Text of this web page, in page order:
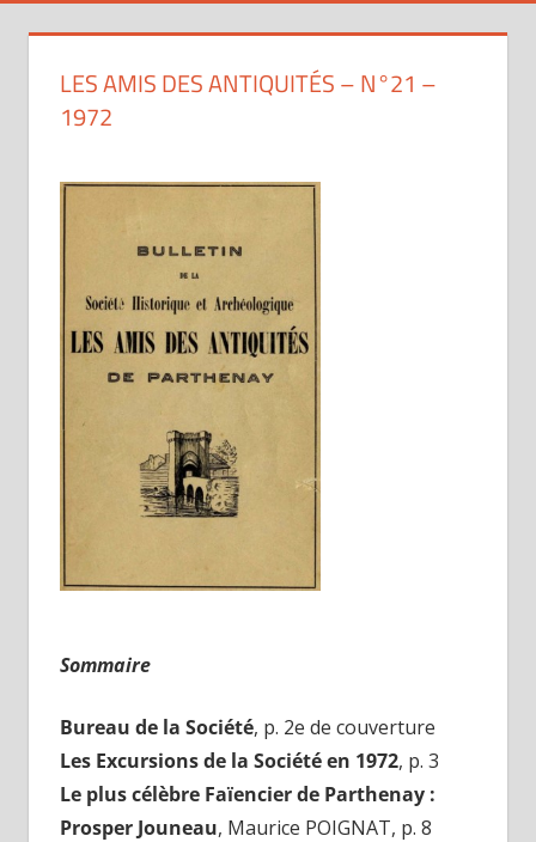
LES AMIS DES ANTIQUITÉS – N°21 –
1972
Sommaire
Bureau de la Société, p. 2e de couverture
Les Excursions de la Société en 1972, p. 3
Le plus célèbre Faïencier de Parthenay :
Prosper Jouneau, Maurice POIGNAT, p. 8